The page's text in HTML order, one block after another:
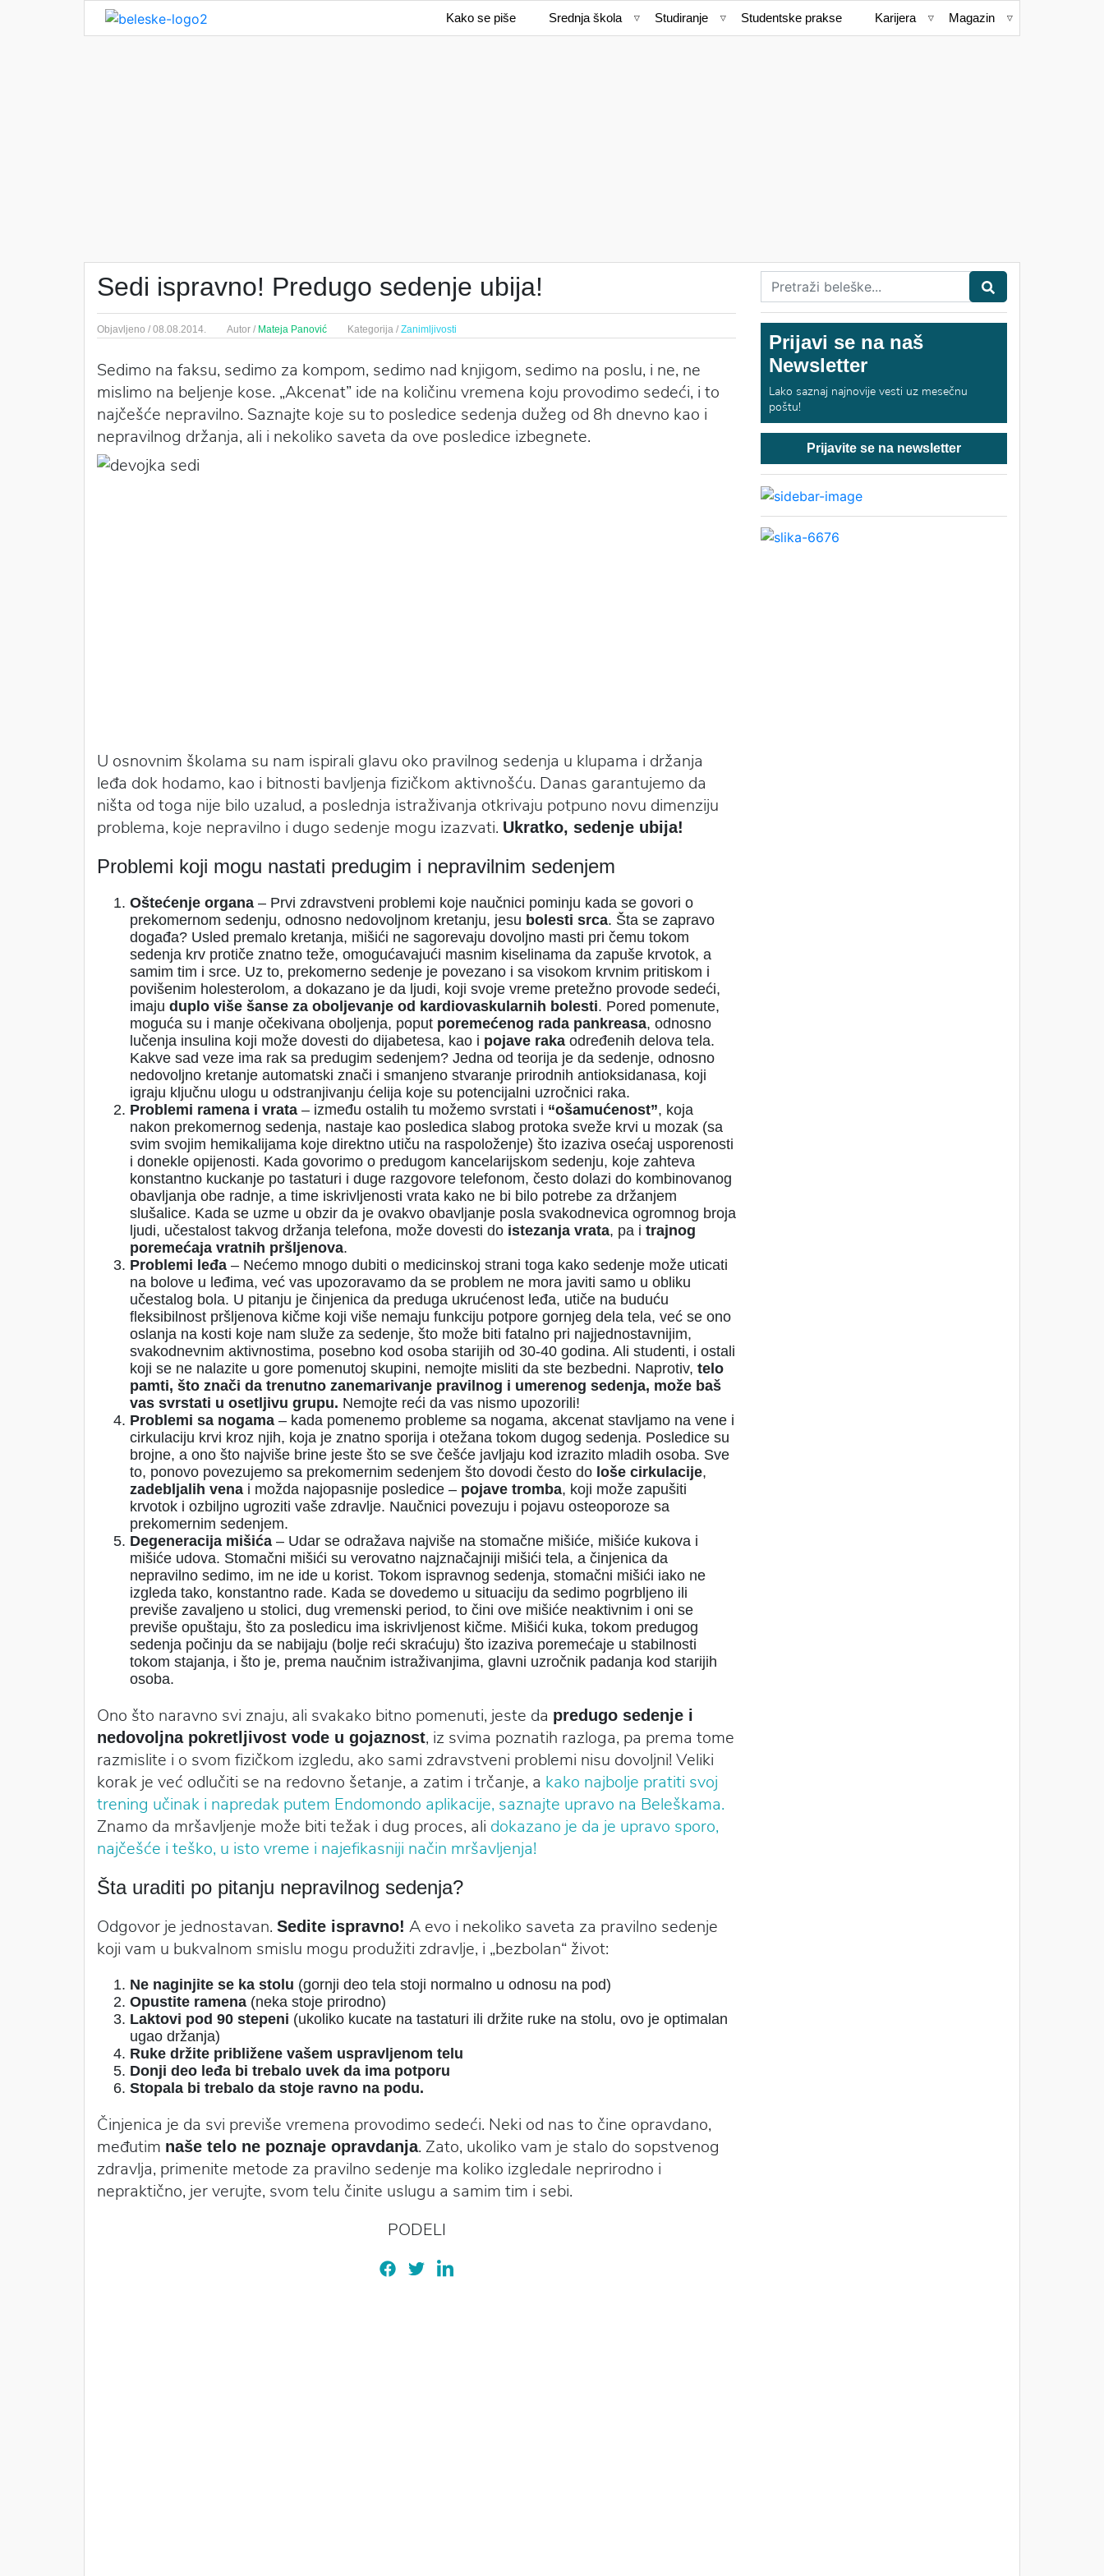
Kako se piše Srednja škola Studiranje Studentske prakse Karijera Magazin
Sedi ispravno! Predugo sedenje ubija!
Objavljeno / 08.08.2014. Autor / Mateja Panović Kategorija / Zanimljivosti
Sedimo na faksu, sedimo za kompom, sedimo nad knjigom, sedimo na poslu, i ne, ne
mislimo na beljenje kose. „Akcenat” ide na količinu vremena koju provodimo sedeći, i to
najčešće nepravilno. Saznajte koje su to posledice sedenja dužeg od 8h dnevno kao i
nepravilnog držanja, ali i nekoliko saveta da ove posledice izbegnete.
U osnovnim školama su nam ispirali glavu oko pravilnog sedenja u klupama i držanja
leđa dok hodamo, kao i bitnosti bavljenja fizičkom aktivnošću. Danas garantujemo da
ništa od toga nije bilo uzalud, a poslednja istraživanja otkrivaju potpuno novu dimenziju
problema, koje nepravilno i dugo sedenje mogu izazvati. Ukratko, sedenje ubija!
Problemi koji mogu nastati predugim i nepravilnim sedenjem
Oštećenje organa – Prvi zdravstveni problemi koje naučnici pominju kada se govori o
prekomernom sedenju, odnosno nedovoljnom kretanju, jesu bolesti srca. Šta se zapravo
događa? Usled premalo kretanja, mišići ne sagorevaju dovoljno masti pri čemu tokom
sedenja krv protiče znatno teže, omogućavajući masnim kiselinama da zapuše krvotok, a
samim tim i srce. Uz to, prekomerno sedenje je povezano i sa visokom krvnim pritiskom i
povišenim holesterolom, a dokazano je da ljudi, koji svoje vreme pretežno provode sedeći,
imaju duplo više šanse za oboljevanje od kardiovaskularnih bolesti. Pored pomenute,
moguća su i manje očekivana oboljenja, poput poremećenog rada pankreasa, odnosno
lučenja insulina koji može dovesti do dijabetesa, kao i pojave raka određenih delova tela.
Kakve sad veze ima rak sa predugim sedenjem? Jedna od teorija je da sedenje, odnosno
nedovoljno kretanje automatski znači i smanjeno stvaranje prirodnih antioksidanasa, koji
igraju ključnu ulogu u odstranjivanju ćelija koje su potencijalni uzročnici raka.
Problemi ramena i vrata – između ostalih tu možemo svrstati i “ošamućenost”, koja
nakon prekomernog sedenja, nastaje kao posledica slabog protoka sveže krvi u mozak (sa
svim svojim hemikalijama koje direktno utiču na raspoloženje) što izaziva osećaj usporenosti
i donekle opijenosti. Kada govorimo o predugom kancelarijskom sedenju, koje zahteva
konstantno kuckanje po tastaturi i duge razgovore telefonom, često dolazi do kombinovanog
obavljanja obe radnje, a time iskrivljenosti vrata kako ne bi bilo potrebe za držanjem
slušalice. Kada se uzme u obzir da je ovakvo obavljanje posla svakodnevica ogromnog broja
ljudi, učestalost takvog držanja telefona, može dovesti do istezanja vrata, pa i trajnog
poremećaja vratnih pršljenova.
Problemi leđa – Nećemo mnogo dubiti o medicinskoj strani toga kako sedenje može uticati
na bolove u leđima, već vas upozoravamo da se problem ne mora javiti samo u obliku
učestalog bola. U pitanju je činjenica da preduga ukrućenost leđa, utiče na buduću
fleksibilnost pršljenova kičme koji više nemaju funkciju potpore gornjeg dela tela, već se ono
oslanja na kosti koje nam služe za sedenje, što može biti fatalno pri najjednostavnijim,
svakodnevnim aktivnostima, posebno kod osoba starijih od 30-40 godina. Ali studenti, i ostali
koji se ne nalazite u gore pomenutoj skupini, nemojte misliti da ste bezbedni. Naprotiv, telo
pamti, što znači da trenutno zanemarivanje pravilnog i umerenog sedenja, može baš
vas svrstati u osetljivu grupu. Nemojte reći da vas nismo upozorili!
Problemi sa nogama – kada pomenemo probleme sa nogama, akcenat stavljamo na vene i
cirkulaciju krvi kroz njih, koja je znatno sporija i otežana tokom dugog sedenja. Posledice su
brojne, a ono što najviše brine jeste što se sve češće javljaju kod izrazito mladih osoba. Sve
to, ponovo povezujemo sa prekomernim sedenjem što dovodi često do loše cirkulacije,
zadebljalih vena i možda najopasnije posledice – pojave tromba, koji može zapušiti
krvotok i ozbiljno ugroziti vaše zdravlje. Naučnici povezuju i pojavu osteoporoze sa
prekomernim sedenjem.
Degeneracija mišića – Udar se odražava najviše na stomačne mišiće, mišiće kukova i
mišiće udova. Stomačni mišići su verovatno najznačajniji mišići tela, a činjenica da
nepravilno sedimo, im ne ide u korist. Tokom ispravnog sedenja, stomačni mišići iako ne
izgleda tako, konstantno rade. Kada se dovedemo u situaciju da sedimo pogrbljeno ili
previše zavaljeno u stolici, dug vremenski period, to čini ove mišiće neaktivnim i oni se
previše opuštaju, što za posledicu ima iskrivljenost kičme. Mišići kuka, tokom predugog
sedenja počinju da se nabijaju (bolje reći skraćuju) što izaziva poremećaje u stabilnosti
tokom stajanja, i što je, prema naučnim istraživanjima, glavni uzročnik padanja kod starijih
osoba.
Ono što naravno svi znaju, ali svakako bitno pomenuti, jeste da predugo sedenje i
nedovoljna pokretljivost vode u gojaznost, iz svima poznatih razloga, pa prema tome
razmislite i o svom fizičkom izgledu, ako sami zdravstveni problemi nisu dovoljni! Veliki
korak je već odlučiti se na redovno šetanje, a zatim i trčanje, a kako najbolje pratiti svoj
trening učinak i napredak putem Endomondo aplikacije, saznajte upravo na Beleškama.
Znamo da mršavljenje može biti težak i dug proces, ali dokazano je da je upravo sporo,
najčešće i teško, u isto vreme i najefikasniji način mršavljenja!
Šta uraditi po pitanju nepravilnog sedenja?
Odgovor je jednostavan. Sedite ispravno! A evo i nekoliko saveta za pravilno sedenje
koji vam u bukvalnom smislu mogu produžiti zdravlje, i „bezbolan“ život:
Ne naginjite se ka stolu (gornji deo tela stoji normalno u odnosu na pod)
Opustite ramena (neka stoje prirodno)
Laktovi pod 90 stepeni (ukoliko kucate na tastaturi ili držite ruke na stolu, ovo je optimalan
ugao držanja)
Ruke držite približene vašem uspravljenom telu
Donji deo leđa bi trebalo uvek da ima potporu
Stopala bi trebalo da stoje ravno na podu.
Činjenica je da svi previše vremena provodimo sedeći. Neki od nas to čine opravdano,
međutim naše telo ne poznaje opravdanja. Zato, ukoliko vam je stalo do sopstvenog
zdravlja, primenite metode za pravilno sedenje ma koliko izgledale neprirodno i
nepraktično, jer verujte, svom telu činite uslugu a samim tim i sebi.
PODELI
Prijavi se na naš
Newsletter
Lako saznaj najnovije vesti uz mesečnu
poštu!
Prijavite se na newsletter